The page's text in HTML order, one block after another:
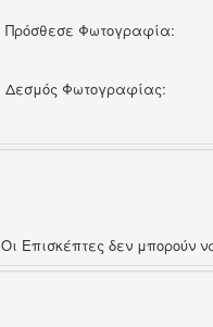
Πρόσθεσε Φωτογραφία:
Δεσμός Φωτογραφίας:
Οι Επισκέπτες δεν μπορούν